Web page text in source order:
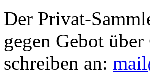
Der Privat-
gegen Gebot
schreiben an: